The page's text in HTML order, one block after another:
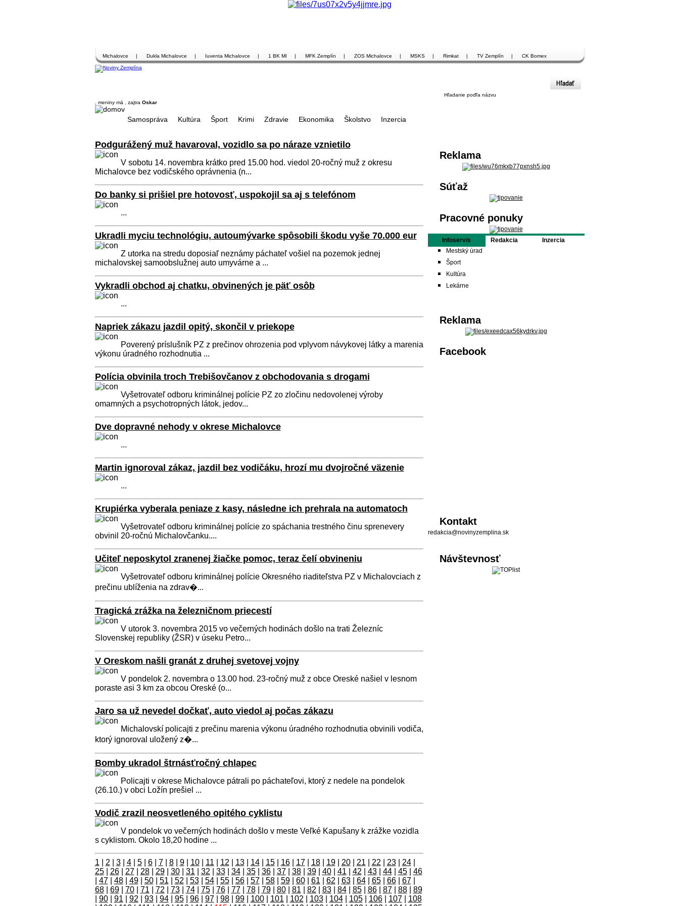
Michalovce | Dukla Michalovce | Iuventa Michalovce | 1 BK MI | MFK Zemplín | ZOS Michalovce | MSKS | Rimkat | TV Zemplín | CK Bomex
Hľadanie poďľa názvu
, meniny má
, zajtra Oskar
Samospráva Kultúra Šport Krimi Zdravie Ekonomika Školstvo Inzercia
Podgurážený muž havaroval, vozidlo sa po náraze vznietilo
V sobotu 14. novembra krátko pred 15.00 hod. viedol 20-ročný muž z okresu
Michalovce bez vodičského oprávnenia (n...
Do banky si prišiel pre hotovosť, uspokojil sa aj s telefónom
...
Ukradli myciu technológiu, autoumývarke spôsobili škodu vyše 70.000 eur
Z utorka na stredu doposiaľ neznámy páchateľ vošiel na pozemok jednej
michalovskej samoobslužnej auto umyvárne a ...
Vykradli obchod aj chatku, obvinených je päť osôb
...
Napriek zákazu jazdil opitý, skončil v priekope
Poverený príslušník PZ z prečinov ohrozenia pod vplyvom návykovej látky a marenia
výkonu úradného rozhodnutia ...
Polícia obvinila troch Trebišovčanov z obchodovania s drogami
Vyšetrovateľ odboru kriminálnej polície PZ zo zločinu nedovolenej výroby
omamných a psychotropných látok, jedov...
Dve dopravné nehody v okrese Michalovce
...
Martin ignoroval zákaz, jazdil bez vodičáku, hrozí mu dvojročné väzenie
...
Krupiérka vyberala peniaze z kasy, následne ich prehrala na automatoch
Vyšetrovateľ odboru kriminálnej polície zo spáchania trestného činu sprenevery
obvinil 20-ročnú Michalovčanku....
Učiteľ neposkytol zranenej žiačke pomoc, teraz čelí obvineniu
Vyšetrovateľ odboru kriminálnej polície Okresného riaditeľstva PZ v Michalovciach z
prečinu ublíženia na zdrav�...
Tragická zrážka na železničnom priecestí
V utorok 3. novembra 2015 vo večerných hodinách došlo na trati Železníc
Slovenskej republiky (ŽSR) v úseku Petro...
V Oreskom našli granát z druhej svetovej vojny
V pondelok 2. novembra o 13.00 hod. 23-ročný muž z obce Oreské našiel v lesnom
poraste asi 3 km za obcou Oreské (o...
Jaro sa už nevedel dočkať, auto viedol aj počas zákazu
Michalovskí policajti z prečinu marenia výkonu úradného rozhodnutia obvinili vodiča,
ktorý ignoroval uložený z�...
Bomby ukradol štrnásťročný chlapec
Policajti v okrese Michalovce pátrali po páchateľovi, ktorý z nedele na pondelok
(26.10.) v obci Ložín prešiel ...
Vodič zrazil neosvetleného opitého cyklistu
V pondelok vo večerných hodinách došlo v meste Veľké Kapušany k zrážke vozidla
s cyklistom. Okolo 18,20 hodine ...
1 2 3| 4| 5| 6| 7| 8| 9| 10| 11 12 13| 14| 15| 16| 17| 18| 19| 20| 21 22 23| 24|
25| 26| 27| 28| 29| 30| 31 32 33| 34| 35| 36| 37| 38| 39| 40| 41 42 43| 44| 45| 46
47| 48| 49| 50| 51 52 53| 54| 55| 56| 57| 58| 59| 60| 61 62 63| 64| 65| 66| 67|
68| 69| 70| 71 72 73| 74| 75| 76| 77| 78| 79| 80| 81 82 83| 84| 85| 86| 87| 88| 89
90| 91 92 93| 94| 95| 96| 97| 98| 99| 100| 101 102 103| 104| 105| 106| 107| 108
Reklama
Súťaž
Pracovné ponuky
Infoservis Redakcia
Inzercia
Mestský úrad
Šport
Kultúra
Lekárne
Reklama
Facebook
Kontakt
redakcia@novinyzemplina.sk
Návštevnosť